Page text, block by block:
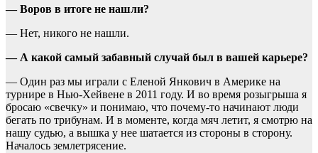
— Воров в итоге не нашли?
— Нет, никого не нашли.
— А какой самый забавный случай был в вашей карьере?
— Один раз мы играли с Еленой Янкович в Америке на
турнире в Нью-Хейвене в 2011 году. И во время розыгрыша я
бросаю «свечку» и понимаю, что почему-то начинают люди
бегать по трибунам. И в моменте, когда мяч летит, я смотрю на
нашу судью, а вышка у нее шатается из стороны в сторону.
Началось землетрясение.